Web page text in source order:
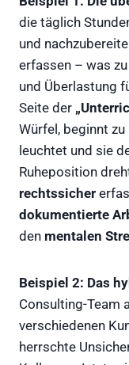
die täglich
und
erfassen – was
und Überlastung
Seite der
Würfel, beginnt
leuchtet und sie
Ruheposition
rechtssicher
dokumentierte
den mentalen
Beispiel 2: Das
Consulting-Team
verschiedenen
herrschte